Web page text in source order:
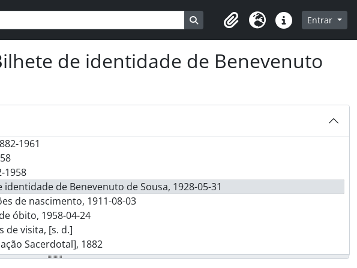
Busque na página de navegação
Clipboard
Idioma Ligações rápidas
Entrar
de identidade de Benevenuto
1961
1958
de Benevenuto de Sousa, 1928-05-31
de nascimento, 1911-08-03
óbito, 1958-04-24
de visita, [s. d.]
Sacerdotal], 1882
do título de "Monsenhor", 1922